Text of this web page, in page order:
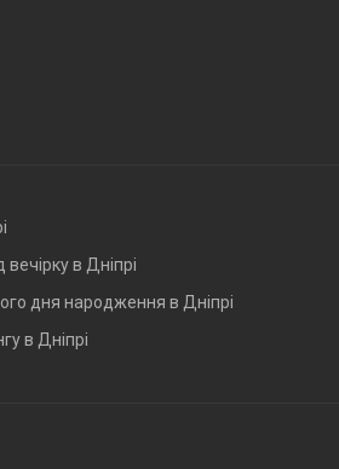
в Дніпрі
дня народження в Дніпрі
в Дніпрі